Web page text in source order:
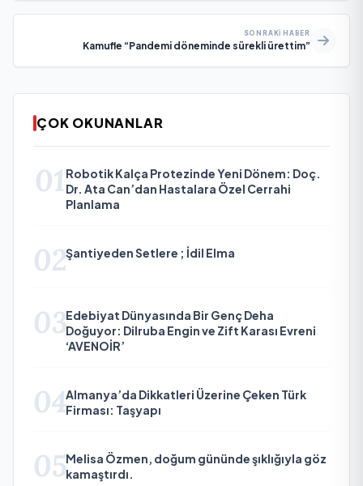
SONRAKI HABER
Kamufle “Pandemi döneminde sürekli ürettim”
ÇOK OKUNANLAR
01 Robotik Kalça Protezinde Yeni Dönem: Doç.
Dr. Ata Can’dan Hastalara Özel Cerrahi
Planlama
02Şantiyeden Setlere ; İdil Elma
03Edebiyat Dünyasında Bir Genç Deha
Doğuyor: Dilruba Engin ve Zift Karası Evreni
‘AVENOİR’
04Almanya’da Dikkatleri Üzerine Çeken Türk
Firması: Taşyapı
05Melisa Özmen, doğum gününde şıklığıyla göz
kamaştırdı.